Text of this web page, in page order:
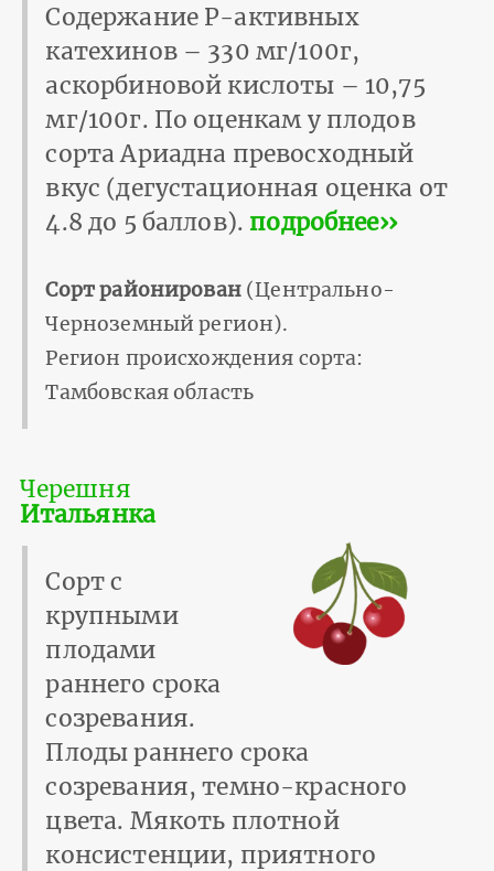
Содержание Р-активных
катехинов – 330 мг/100г,
аскорбиновой кислоты – 10,75
мг/100г. По оценкам у плодов
сорта Ариадна превосходный
вкус (дегустационная оценка от
4.8 до 5 баллов). подробнее››
Сорт районирован(Центрально-
Черноземный регион).
Регион происхождения сорта:
Тамбовская область
Черешня
Итальянка
Сорт с
крупными
плодами
раннего срока
созревания.
Плоды раннего срока
созревания, темно-красного
цвета. Мякоть плотной
консистенции, приятного